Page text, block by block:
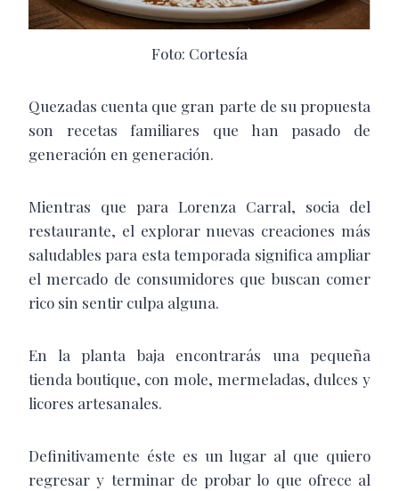
Foto: Cortesía
Quezadas cuenta que gran parte de su propuesta
son recetas familiares que han pasado de
generación en generación.
Mientras que para Lorenza Carral, socia del
restaurante, el explorar nuevas creaciones más
saludables para esta temporada significa ampliar
el mercado de consumidores que buscan comer
rico sin sentir culpa alguna.
En la planta baja encontrarás una pequeña
tienda boutique, con mole, mermeladas, dulces y
licores artesanales.
Definitivamente éste es un lugar al que quiero
regresar y terminar de probar lo que ofrece al